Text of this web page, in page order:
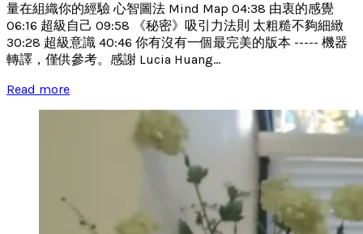
量在組織你的經驗 心智圖法 Mind Map 04:38 由衷的感覺
06:16 超級自己 09:58 《秘密》吸引力法則 太粗糙不夠細緻
30:28 超級意識 40:46 你有沒有一個最完美的版本 ----- 機器
轉譯，僅供參考。感謝 Lucia Huang...
Read more